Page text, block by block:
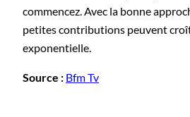
commencez. Avec la bonne
petites contributions peuvent
exponentielle.
Source : Bfm Tv